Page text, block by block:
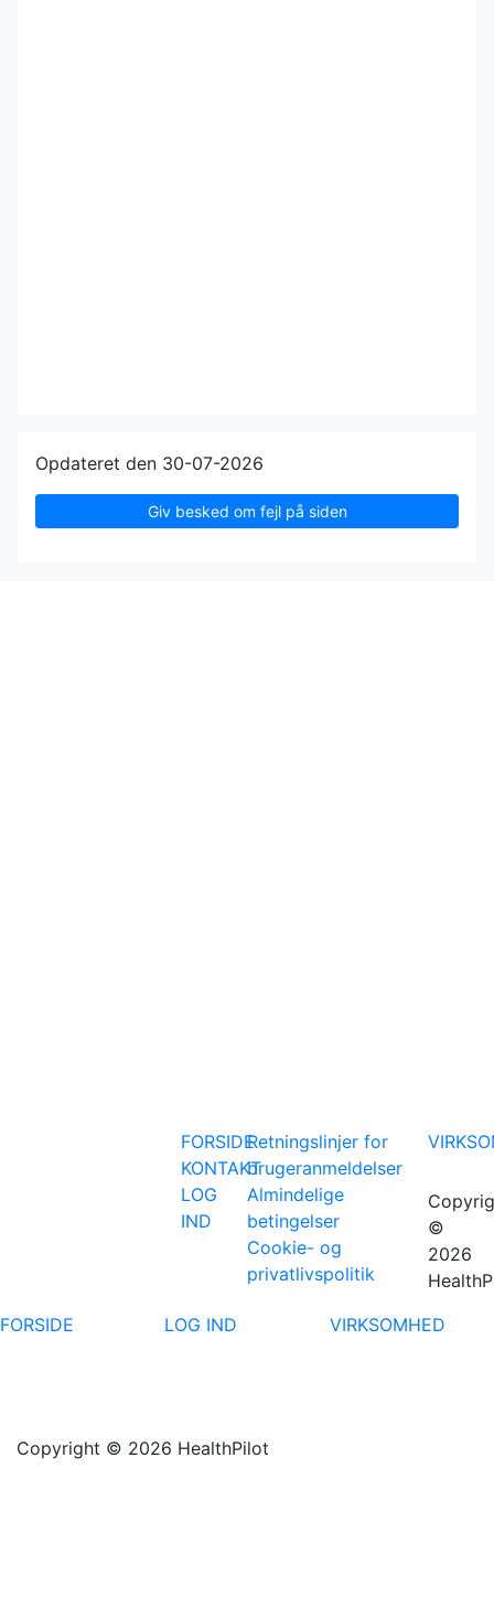
Opdateret den 30-07-2026
Giv besked om fejl på siden
FORSIDE
KONTAKT
LOG
IND
Retningslinjer for
brugeranmeldelser
Almindelige
betingelser
Cookie- og
privatlivspolitik
©
2026
FORSIDE
LOG IND VIRKSOMHED
Copyright © 2026 HealthPilot